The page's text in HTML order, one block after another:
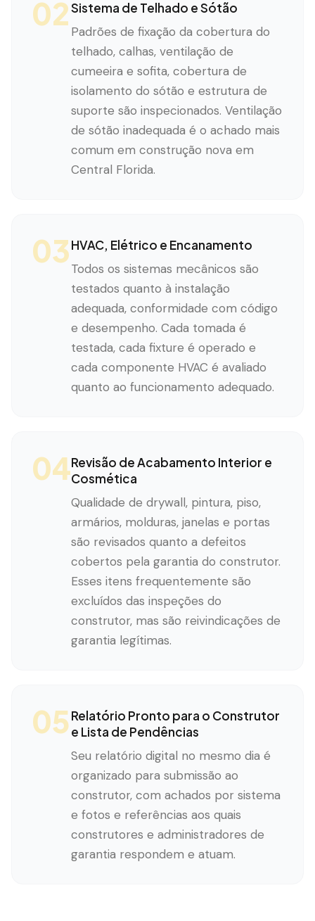
02Sistema de Telhado e Sótão
Padrões de fixação da cobertura do
telhado, calhas, ventilação de
cumeeira e sofita, cobertura de
isolamento do sótão e estrutura de
suporte são inspecionados. Ventilação
de sótão inadequada é o achado mais
comum em construção nova em
Central Florida.
03HVAC, Elétrico e Encanamento
Todos os sistemas mecânicos são
testados quanto à instalação
adequada, conformidade com código
e desempenho. Cada tomada é
testada, cada fixture é operado e
cada componente HVAC é avaliado
quanto ao funcionamento adequado.
04Revisão de Acabamento Interior e
Cosmética
Qualidade de drywall, pintura, piso,
armários, molduras, janelas e portas
são revisados quanto a defeitos
cobertos pela garantia do construtor.
Esses itens frequentemente são
excluídos das inspeções do
construtor, mas são reivindicações de
garantia legítimas.
05Relatório Pronto para o Construtor
e Lista de Pendências
Seu relatório digital no mesmo dia é
organizado para submissão ao
construtor, com achados por sistema
e fotos e referências aos quais
construtores e administradores de
garantia respondem e atuam.